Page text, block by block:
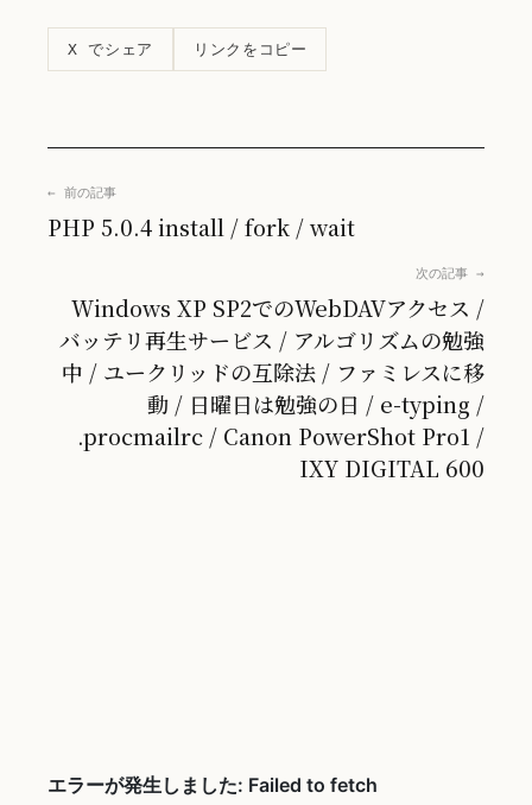
X でシェア リンクをコピー
← 前の記事
PHP 5.0.4 install / fork / wait
次の記事 →
Windows XP SP2でのWebDAVアクセス /
バッテリ再生サービス / アルゴリズムの勉強
中 / ユークリッドの互除法 / ファミレスに移
動 / 日曜日は勉強の日 / e-typing /
.procmailrc / Canon PowerShot Pro1 /
IXY DIGITAL 600